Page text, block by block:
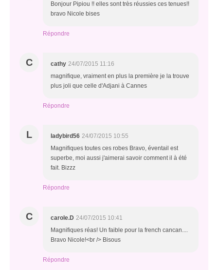
Bonjour Pipiou !! elles sont très réussies ces tenues!!
bravo Nicole bises
Répondre
C cathy 24/07/2015 11:16
magnifique, vraiment en plus la première je la trouve
plus joli que celle d'Adjani à Cannes
Répondre
L ladybird56 24/07/2015 10:55
Magnifiques toutes ces robes Bravo, éventail est
superbe, moi aussi j'aimerai savoir comment il à été
fait. Bizzz
Répondre
C carole.D 24/07/2015 10:41
Magnifiques réas! Un faible pour la french cancan....
Bravo Nicole!<br /> Bisous
Répondre